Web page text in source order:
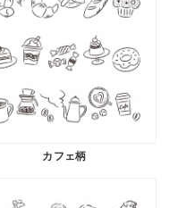
カフェ柄